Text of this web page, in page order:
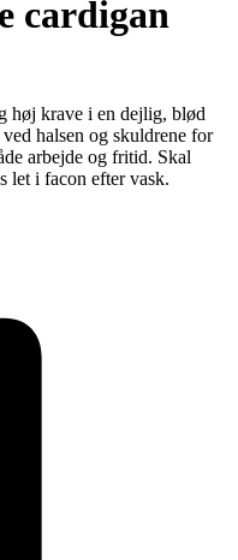
cardigan
høj krave i en dejlig, blød
halsen og skuldrene for
arbejde og fritid. Skal
let i facon efter vask.